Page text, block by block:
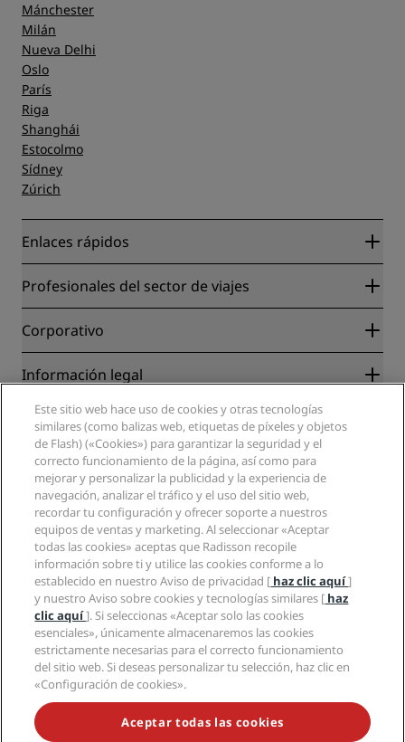
Mánchester
Milán
Nueva Delhi
Oslo
París
Riga
Shanghái
Estocolmo
Sídney
Zúrich
Enlaces rápidos
Radisson Rewards
Blog
Destinos
Aplicación de Radisson Hotels
Hoteles Sports Approved
Hoteles ideales para familias
Salud y seguridad
Profesionales del sector de viajes
Colaboradores
Corporativo
Radisson Hotel Group
Empleos en RHG
Empleos en PPHE
Empleos en EHL
The Club by RHG
Oportunidades de desarrollo
Responsabilidad social corporativa
Compras
Información legal
Centro de privacidad
Aviso legal
Términos y condiciones de Radisson Rewards
Acuerdo de uso del sitio
Accesibilidad digital
Declaración sobre la esclavitud moderna
Ayuda
Avisos al consumidor
Contacto
Preguntas frecuentes
Mapa del sitio
Redes sociales
Marcas de Radisson Hotels
NO TE PIERDAS NUESTRAS OFERTAS MÁS POPULARES
Accesibilidad
Ajustes de accesibilidad
Este sitio web hace uso de cookies y otras tecnologías
similares (como balizas web, etiquetas de píxeles y objetos
de Flash) («Cookies») para garantizar la seguridad y el
correcto funcionamiento de la página, así como para
mejorar y personalizar la publicidad y la experiencia de
navegación, analizar el tráfico y el uso del sitio web,
recordar tu configuración y ofrecer soporte a nuestros
equipos de ventas y marketing. Al seleccionar «Aceptar
todas las cookies» aceptas que Radisson recopile
información sobre ti y utilice las cookies conforme a lo
establecido en nuestro Aviso de privacidad [ haz clic aquí]
y nuestro Aviso sobre cookies y tecnologías similares [ haz
clic aquí]. Si seleccionas «Aceptar solo las cookies
esenciales», únicamente almacenaremos las cookies
estrictamente necesarias para el correcto funcionamiento
del sitio web. Si deseas personalizar tu selección, haz clic en
«Configuración de cookies».
Aceptar todas las cookies